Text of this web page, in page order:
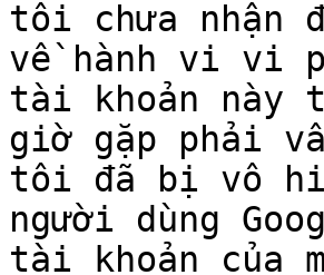
tôi chưa nhận
về hành vi vi
tài khoản này
giờ gặp phải
tôi đã bị vô
người dùng
tài khoản của